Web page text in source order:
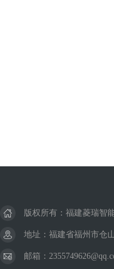
版权所有：福建菱瑞智
地址：福建省福州市仓
邮箱：